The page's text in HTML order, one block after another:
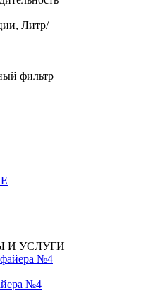
Литр/
фильтр
И УСЛУГИ
№4